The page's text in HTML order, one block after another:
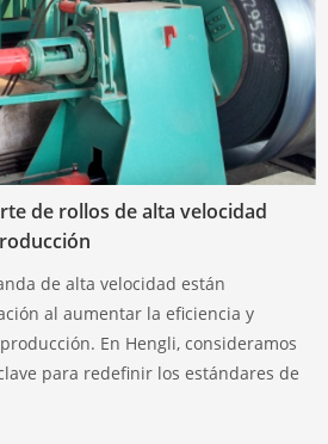
de rollos de alta velocidad
de alta velocidad están
al aumentar la eficiencia y
En Hengli, consideramos
para redefinir los estándares de